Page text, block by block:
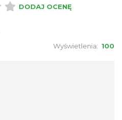
DODAJ OCENĘ
Wyświetlenia: 100